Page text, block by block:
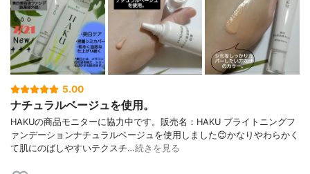
5.00
ナチュラルベージュを使用。
HAKUの商品モニターに協力中です。販売名：HAKU ブライトニングフ
ァンデーションナチュラルベージュを使用しました😊かなりやわらかく
て肌にのばしやすいテクスチ…続きを見る